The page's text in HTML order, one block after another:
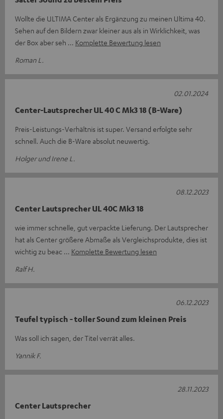
Wollte die ULTIMA Center als Ergänzung zu meinen Ultima 40.
Sehen auf den Bildern zwar kleiner aus als in Wirklichkeit, was
der Box aber seh
Komplette Bewertung lesen
Roman L.
Center-Lautsprecher UL 40 C Mk3 18 (B-Ware)
Preis-Leistungs-Verhältnis ist super. Versand erfolgte sehr
schnell. Auch die B-Ware absolut neuwertig.
Holger und Irene L.
02.01.2024
Center Lautsprecher UL 40C Mk3 18
wie immer schnelle, gut verpackte Lieferung. Der Lautsprecher
hat als Center größere Abmaße als Vergleichsprodukte, dies ist
wichtig zu beac
Komplette Bewertung lesen
Ralf H.
08.12.2023
Teufel typisch - toller Sound zum kleinen Preis
Was soll ich sagen, der Titel verrät alles.
Yannik F.
06.12.2023
Center Lautsprecher
28.11.2023